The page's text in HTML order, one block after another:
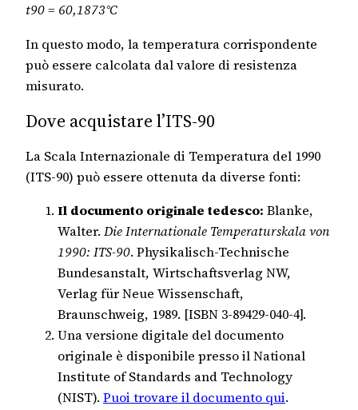
t90 = 60,1873°C
In questo modo, la temperatura corrispondente
può essere calcolata dal valore di resistenza
misurato.
Dove acquistare l’ITS-90
La Scala Internazionale di Temperatura del 1990
(ITS-90) può essere ottenuta da diverse fonti:
Il documento originale tedesco: Blanke,
Walter. Die Internationale Temperaturskala von
1990: ITS-90. Physikalisch-Technische
Bundesanstalt, Wirtschaftsverlag NW,
Verlag für Neue Wissenschaft,
Braunschweig, 1989. [ISBN 3-89429-040-4].
Una versione digitale del documento
originale è disponibile presso il National
Institute of Standards and Technology
(NIST). Puoi trovare il documento qui.